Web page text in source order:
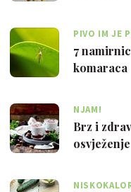
PIVO IM JE
7
komaraca
NJAM!
Brz i
osvježenje